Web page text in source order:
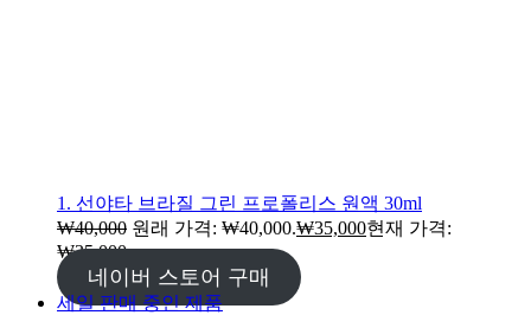
1. 선야타 브라질 그린 프로폴리스 원액 30ml
₩40,000 원래 가격: ₩40,000.₩35,000현재 가격:
₩35,000.
네이버 스토어 구매
세일 판매 중인 제품